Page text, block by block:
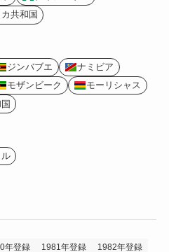
共和国
ジンバブエ
ナミビア
モザンビーク
モーリシャス
年登録 1981年登録 1982年登録